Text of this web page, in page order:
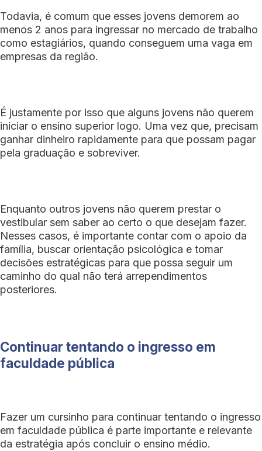
Todavia, é comum que esses jovens demorem ao
menos 2 anos para ingressar no mercado de trabalho
como estagiários, quando conseguem uma vaga em
empresas da região.
É justamente por isso que alguns jovens não querem
iniciar o ensino superior logo. Uma vez que, precisam
ganhar dinheiro rapidamente para que possam pagar
pela graduação e sobreviver.
Enquanto outros jovens não querem prestar o
vestibular sem saber ao certo o que desejam fazer.
Nesses casos, é importante contar com o apoio da
família, buscar orientação psicológica e tomar
decisões estratégicas para que possa seguir um
caminho do qual não terá arrependimentos
posteriores.
Continuar tentando o ingresso em
faculdade pública
Fazer um cursinho para continuar tentando o ingresso
em faculdade pública é parte importante e relevante
da estratégia após concluir o ensino médio.